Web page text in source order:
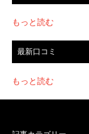
もっと読む
最新口コミ
もっと読む